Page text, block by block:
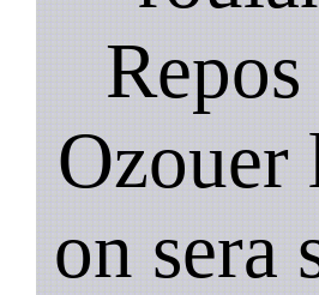
Ozouer
on sera